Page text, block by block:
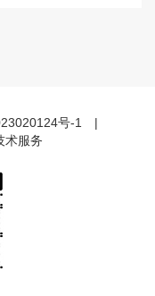
号-1
|
术服务